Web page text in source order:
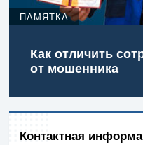
ПАМЯТКА
Как отличить
от мошенника
Контактная